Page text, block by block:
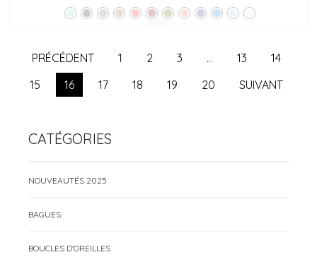
PRÉCÉDENT 1 2 3 … 13
14
15
16 17 18 19 20 SUIVANT
CATÉGORIES
NOUVEAUTÉS 2025
BAGUES
BOUCLES D'OREILLES